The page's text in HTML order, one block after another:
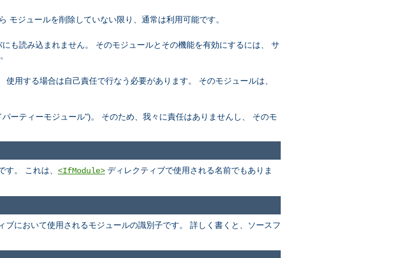
モジュールを削除していない限り、通常は利用可能です。
も読み込まれません。 そのモジュールとその機能を有効にするには、 サ
用する場合は自己責任で行なう必要があります。 そのモジュールは、
ーティーモジュール")。 そのため、我々に責任はありませんし、 そのモ
。 これは、 <IfModule> ディレクティブで使用される名前でもありま
ブにおいて使用されるモジュールの識別子です。 詳しく書くと、ソースフ